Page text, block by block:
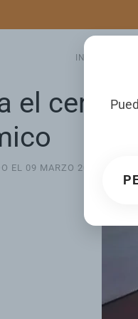
INICIO
el
EL 09 MARZO 2026